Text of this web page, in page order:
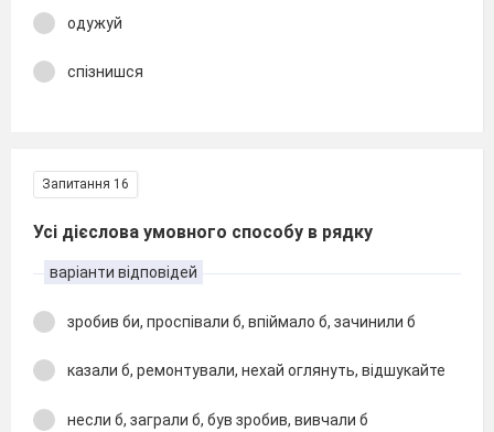
одужуй
спізнишся
Запитання 16
Усі дієслова умовного способу в рядку
варіанти відповідей
зробив би, проспівали б, впіймало б, зачинили б
казали б, ремонтували, нехай оглянуть, відшукайте
несли б, заграли б, був зробив, вивчали б